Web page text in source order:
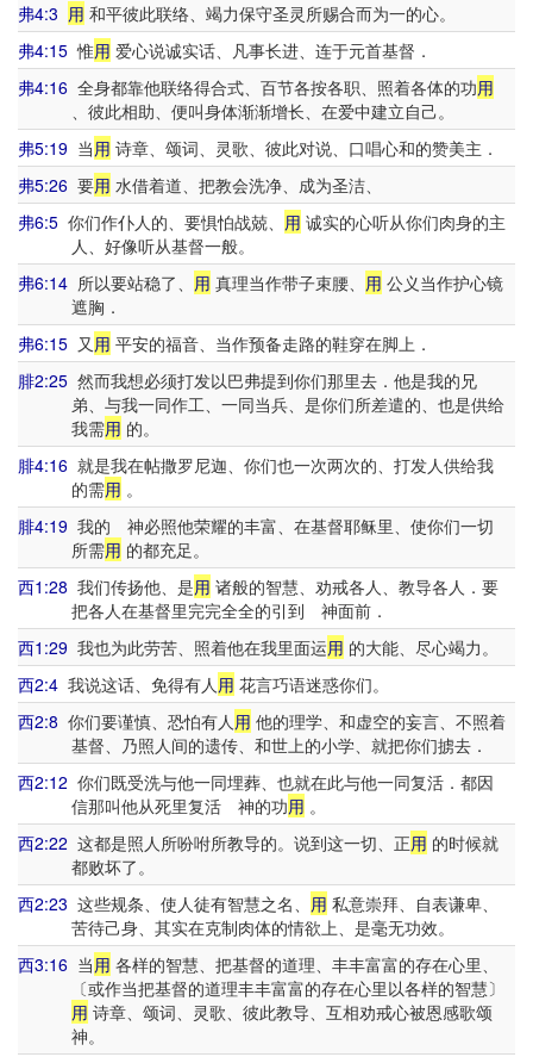
弗4:3 用 和平彼此联络、竭力保守圣灵所赐合而为一的心。
弗4:15 惟用 爱心说诚实话、凡事长进、连于元首基督．
弗4:16 全身都靠他联络得合式、百节各按各职、照着各体的功用
、彼此相助、便叫身体渐渐增长、在爱中建立自己。
弗5:19 当用 诗章、颂词、灵歌、彼此对说、口唱心和的赞美主．
弗5:26 要用 水借着道、把教会洗净、成为圣洁、
弗6:5 你们作仆人的、要惧怕战兢、 用 诚实的心听从你们肉身的主
人、好像听从基督一般。
弗6:14 所以要站稳了、 用 真理当作带子束腰、 用 公义当作护心镜
遮胸．
弗6:15 又用 平安的福音、当作预备走路的鞋穿在脚上．
腓2:25 然而我想必须打发以巴弗提到你们那里去．他是我的兄
弟、与我一同作工、一同当兵、是你们所差遣的、也是供给
我需用 的。
腓4:16 就是我在帖撒罗尼迦、你们也一次两次的、打发人供给我
的需用 。
腓4:19 我的 神必照他荣耀的丰富、在基督耶稣里、使你们一切
所需用 的都充足。
西1:28 我们传扬他、是用 诸般的智慧、劝戒各人、教导各人．要
把各人在基督里完完全全的引到 神面前．
西1:29 我也为此劳苦、照着他在我里面运用 的大能、尽心竭力。
西2:4 我说这话、免得有人用 花言巧语迷惑你们。
西2:8 你们要谨慎、恐怕有人用 他的理学、和虚空的妄言、不照着
基督、乃照人间的遗传、和世上的小学、就把你们掳去．
西2:12 你们既受洗与他一同埋葬、也就在此与他一同复活．都因
信那叫他从死里复活 神的功用 。
西2:22 这都是照人所吩咐所教导的。说到这一切、正用 的时候就
都败坏了。
西2:23 这些规条、使人徒有智慧之名、 用 私意崇拜、自表谦卑、
苦待己身、其实在克制肉体的情欲上、是毫无功效。
西3:16 当用 各样的智慧、把基督的道理、丰丰富富的存在心里、
〔或作当把基督的道理丰丰富富的存在心里以各样的智慧〕
用 诗章、颂词、灵歌、彼此教导、互相劝戒心被恩感歌颂
神。